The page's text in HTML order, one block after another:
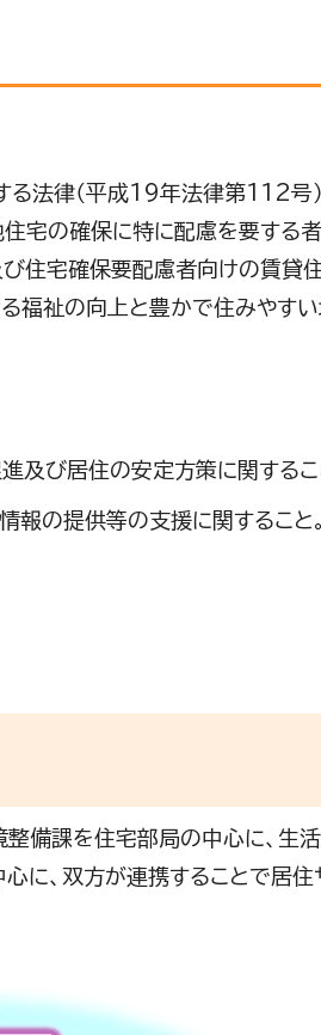
法律（平成19年法律第112号
宅の確保に特に配慮を要する者
び住宅確保要配慮者向けの賃貸
福祉の向上と豊かで住みやす
び居住の安定方策に関するこ
の提供等の支援に関すること。
備課を住宅部局の中心に、生
に、双方が連携することで居住